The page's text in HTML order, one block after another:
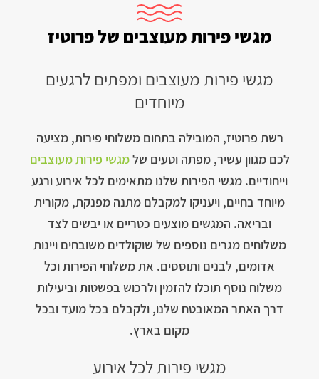
מגשי פירות מעוצבים של פרוטיז
מגשי פירות מעוצבים ומפתים לרגעים
מיוחדים
רשת פרוטיז, המובילה בתחום משלוחי פירות, מציעה
לכם מגוון עשיר, מפתה וטעים שלמגשי פירות מעוצבים
וייחודיים. מגשי הפירות שלנו מתאימים לכל אירוע ורגע
מיוחד בחיים, ויעניקו למקבלם מתנה מפנקת, מקורית
ובריאה. המגשים מוצעים כטריים או יבשים לצד
משלוחים מגרים נוספים של שוקולדים משובחים ויינות
אדומים, לבנים ותוססים. את משלוחי הפירות וכל
משלוח נוסף תוכלו להזמין ולרכוש בפשטות וביעילות
דרך האתר המאובטח שלנו, ולקבלם בכל מועד ובכל
מקום בארץ.
מגשי פירות לכל אירוע